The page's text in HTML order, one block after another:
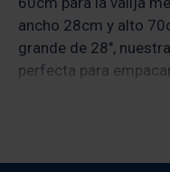
ancho 28cm y alto
grande de 28",
perfecta para
sin tener que pagar
adaptarse a tus